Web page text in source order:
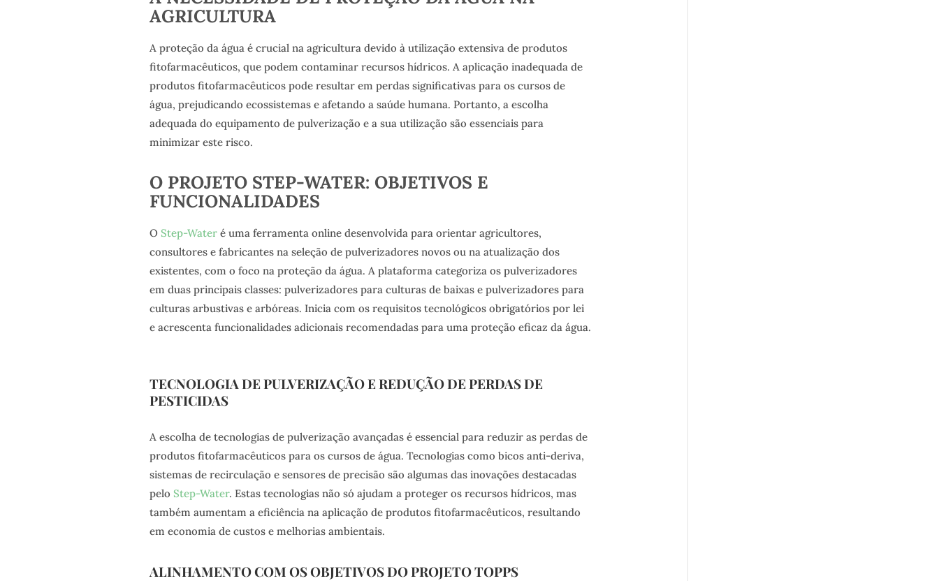
AGRICULTURA
A proteção da água é crucial na agricultura devido à utilização extensiva de produtos
fitofarmacêuticos, que podem contaminar recursos hídricos. A aplicação inadequada de
produtos fitofarmacêuticos pode resultar em perdas significativas para os cursos de
água, prejudicando ecossistemas e afetando a saúde humana. Portanto, a escolha
adequada do equipamento de pulverização e a sua utilização são essenciais para
minimizar este risco.
O PROJETO STEP-WATER: OBJETIVOS E
FUNCIONALIDADES
O Step-Wateré uma ferramenta online desenvolvida para orientar agricultores,
consultores e fabricantes na seleção de pulverizadores novos ou na atualização dos
existentes, com o foco na proteção da água. A plataforma categoriza os pulverizadores
em duas principais classes: pulverizadores para culturas de baixas e pulverizadores para
culturas arbustivas e arbóreas. Inicia com os requisitos tecnológicos obrigatórios por lei
e acrescenta funcionalidades adicionais recomendadas para uma proteção eficaz da água.
TECNOLOGIA DE PULVERIZAÇÃO E REDUÇÃO DE PERDAS DE
PESTICIDAS
A escolha de tecnologias de pulverização avançadas é essencial para reduzir as perdas de
produtos fitofarmacêuticos para os cursos de água. Tecnologias como bicos anti-deriva,
sistemas de recirculação e sensores de precisão são algumas das inovações destacadas
pelo Step-Water. Estas tecnologias não só ajudam a proteger os recursos hídricos, mas
também aumentam a eficiência na aplicação de produtos fitofarmacêuticos, resultando
em economia de custos e melhorias ambientais.
ALINHAMENTO COM OS OBJETIVOS DO PROJETO TOPPS